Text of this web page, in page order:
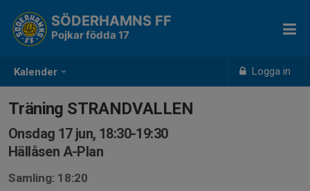
Kalender Logga in
SÖDERHAMNS FF
Pojkar födda 17
Träning STRANDVALLEN
Onsdag 17 jun, 18:30-19:30
Hällåsen A-Plan
Samling: 18:20